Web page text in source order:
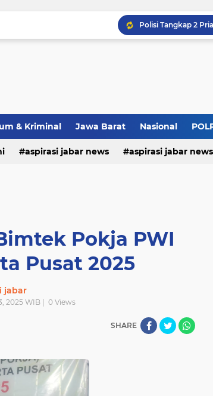
& Kriminal Jawa Barat Nasional
aspirasi jabar news aspirasi jabar
Pokja PWI
Pusat 2025
jabar
2025 WIB | 0Views
SHARE